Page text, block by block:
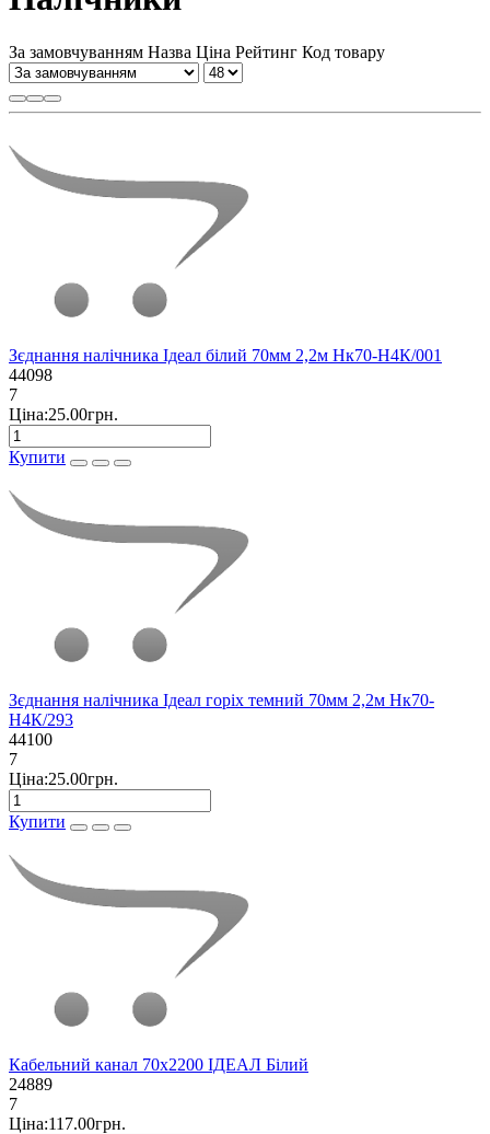
За замовчуванням Назва Ціна Рейтинг Код товару
Зєднання налічника Ідеал білий 70мм 2,2м Нк70-Н4К/001
44098
7
Ціна:25.00грн.
Купити
Зєднання налічника Ідеал горіх темний 70мм 2,2м Нк70-
Н4К/293
44100
7
Ціна:25.00грн.
Купити
Кабельний канал 70х2200 ІДЕАЛ Білий
24889
7
Ціна:117.00грн.